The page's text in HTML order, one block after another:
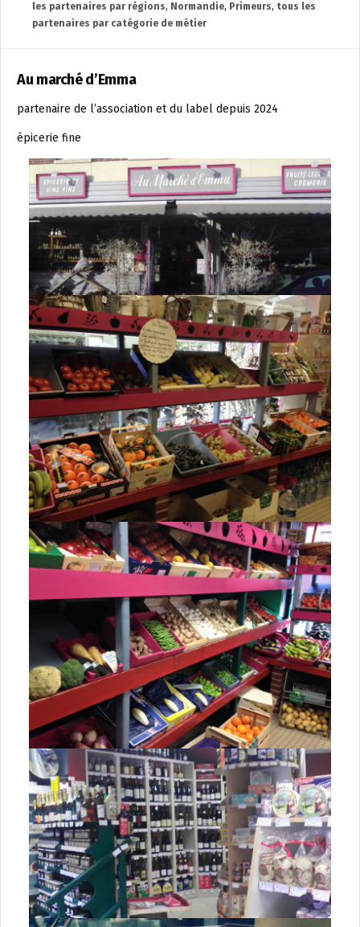
les partenaires par régions, Normandie, Primeurs, tous les
partenaires par catégorie de métier
Au marché d’Emma
partenaire de l’association et du label depuis 2024
épicerie fine